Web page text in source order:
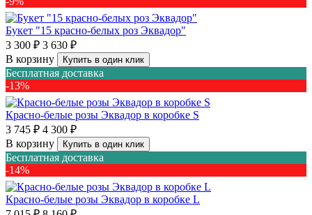
Букет "15 красно-белых роз Эквадор"
3 300 ₽ 3 630 ₽
В корзину
Купить в один клик
Бесплатная доставка
-13%
Красно-белые розы Эквадор в коробке S
3 745 ₽ 4 300 ₽
В корзину
Купить в один клик
Бесплатная доставка
-14%
Красно-белые розы Эквадор в коробке L